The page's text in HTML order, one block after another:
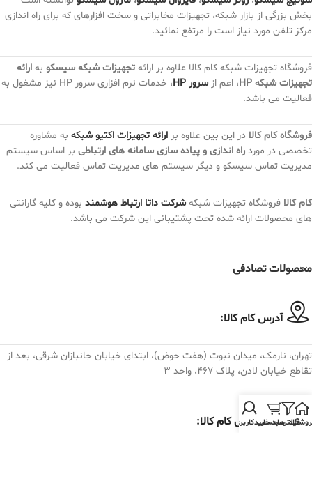
بخش بزرگی از بازار شبکه، تجهیزات مخابراتی و سخت افزارهای که برای راه اندازی
مرکز تلفن مورد نیاز است را مرتفع نمائید.
فروشگاه تجهیزات شبکه کام کالا علاوه بر ارائه تجهیزات شبکه سیسکو به ارائه
تجهیزات شبکه HP
، اعم از سرور HP
، خدمات نرم افزاری سرور HP نیز مشغول به
فعالیت می باشد.
فروشگاه کام کالا در این بین علاوه بر ارائه تجهیزات اکتیو شبکه به مشاوره
تخصصی در مورد راه اندازی و پیاده سازی سامانه های ارتباطی بر اساس سیستم
مدیریت تماس سیسکو و دیگر سیستم های مدیریت تماس فعالیت می کند.
کام کالا فروشگاه تجهیزات شبکه شرکت داتا ارتباط هوشمند بوده و کلیه گارانتی
های محصولات ارائه شده تحت پشتیبانی این شرکت می باشد.
محصولات تصادفی
آدرس کام کالا:
تهران، نارمک، میدان نبوت (هفت حوض)، ابتدای خیابان جانبازان شرقی، بعد از
تقاطع خیابان لادن، پلاک ۴۶۷، واحد ۳
تلفن تماس کام کالا:فیلترهاسبد خرید
حساب کاربری من